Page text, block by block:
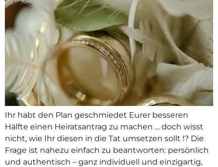
Ihr habt den Plan geschmiedet Eurer besseren
Hälfte einen Heiratsantrag zu machen … doch wisst
nicht, wie Ihr diesen in die Tat umsetzen sollt !? Die
Frage ist nahezu einfach zu beantworten: persönlich
und authentisch – ganz individuell und einzigartig,